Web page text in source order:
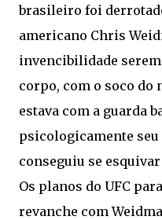
brasileiro foi
americano Chris
invencibilidade
corpo, com o soco do
estava com a guarda
psicologicamente
conseguiu se
Os planos do UFC
revanche com